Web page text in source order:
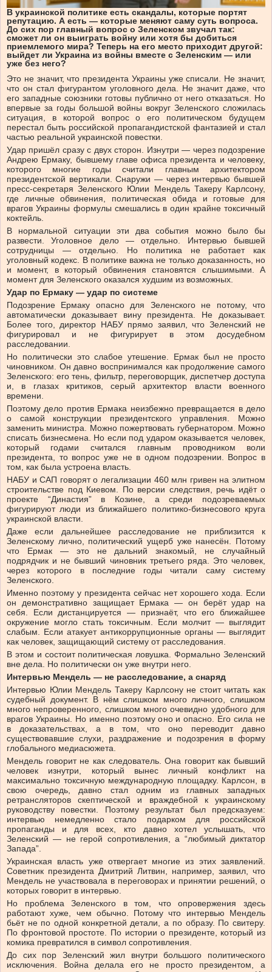
В украинской политике есть скандалы, которые портят
репутацию. А есть — которые меняют саму суть вопроса.
До сих пор главный вопрос о Зеленском звучал так:
сможет ли он выиграть войну или хотя бы добиться
приемлемого мира? Теперь на его место приходит другой:
выйдет ли Украина из войны вместе с Зеленским — или
уже без него?
Это не значит, что президента Украины уже списали. Не значит,
что он стал фигурантом уголовного дела. Не значит даже, что
его западные союзники готовы публично от него отказаться. Но
впервые за годы большой войны вокруг Зеленского сложилась
ситуация, в которой вопрос о его политическом будущем
перестал быть российской пропагандистской фантазией и стал
частью реальной украинской повестки.
Удар пришёл сразу с двух сторон. Изнутри — через подозрение
Андрею Ермаку, бывшему главе офиса президента и человеку,
которого многие годы считали главным архитектором
президентской вертикали. Снаружи — через интервью бывшей
пресс-секретаря Зеленского Юлии Мендель Такеру Карлсону,
где личные обвинения, политическая обида и готовые для
врагов Украины формулы смешались в один крайне токсичный
коктейль.
В нормальной ситуации эти два события можно было бы
развести. Уголовное дело — отдельно. Интервью бывшей
сотрудницы — отдельно. Но политика не работает как
уголовный кодекс. В политике важна не только доказанность, но
и момент, в который обвинения становятся слышимыми. А
момент для Зеленского оказался худшим из возможных.
Удар по Ермаку — удар по системе
Подозрение Ермаку опасно для Зеленского не потому, что
автоматически доказывает вину президента. Не доказывает.
Более того, директор НАБУ прямо заявил, что Зеленский не
фигурировал и не фигурирует в этом досудебном
расследовании.
Но политически это слабое утешение. Ермак был не просто
чиновником. Он давно воспринимался как продолжение самого
Зеленского: его тень, фильтр, переговорщик, диспетчер доступа
и, в глазах критиков, серый архитектор власти военного
времени.
Поэтому дело против Ермака неизбежно превращается в дело
о самой конструкции президентского управления. Можно
заменить министра. Можно пожертвовать губернатором. Можно
списать бизнесмена. Но если под ударом оказывается человек,
который годами считался главным проводником воли
президента, то вопрос уже не в одном подозрении. Вопрос в
том, как была устроена власть.
НАБУ и САП говорят о легализации 460 млн гривен на элитном
строительстве под Киевом. По версии следствия, речь идёт о
проекте “Династия” в Козине, а среди подозреваемых
фигурируют люди из ближайшего политико-бизнесового круга
украинской власти.
Даже если дальнейшее расследование не приблизится к
Зеленскому лично, политический ущерб уже нанесён. Потому
что Ермак — это не дальний знакомый, не случайный
подрядчик и не бывший чиновник третьего ряда. Это человек,
через которого в последние годы читали саму систему
Зеленского.
Именно поэтому у президента сейчас нет хорошего хода. Если
он демонстративно защищает Ермака — он берёт удар на
себя. Если дистанцируется — признаёт, что его ближайшее
окружение могло стать токсичным. Если молчит — выглядит
слабым. Если атакует антикоррупционные органы — выглядит
как человек, защищающий систему от расследования.
В этом и состоит политическая ловушка. Формально Зеленский
вне дела. Но политически он уже внутри него.
Интервью Мендель — не расследование, а снаряд
Интервью Юлии Мендель Такеру Карлсону не стоит читать как
судебный документ. В нём слишком много личного, слишком
много непроверенного, слишком много очевидно удобного для
врагов Украины. Но именно поэтому оно и опасно. Его сила не
в доказательствах, а в том, что оно переводит давно
существовавшие слухи, раздражение и подозрения в форму
глобального медиасюжета.
Мендель говорит не как следователь. Она говорит как бывший
человек изнутри, который вынес личный конфликт на
максимально токсичную международную площадку. Карлсон, в
свою очередь, давно стал одним из главных западных
ретрансляторов скептической и враждебной к украинскому
руководству повестки. Поэтому результат был предсказуем:
интервью немедленно стало подарком для российской
пропаганды и для всех, кто давно хотел услышать, что
Зеленский — не герой сопротивления, а “любимый диктатор
Запада”.
Украинская власть уже отвергает многие из этих заявлений.
Советник президента Дмитрий Литвин, например, заявил, что
Мендель не участвовала в переговорах и принятии решений, о
которых говорит в интервью.
Но проблема Зеленского в том, что опровержения здесь
работают хуже, чем обычно. Потому что интервью Мендель
бьёт не по одной конкретной детали, а по образу. По свитеру.
По фронтовой простоте. По истории о президенте, который из
комика превратился в символ сопротивления.
До сих пор Зеленский жил внутри большого политического
исключения. Война делала его не просто президентом, а